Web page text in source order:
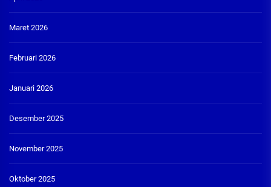
Maret 2026
Februari 2026
Januari 2026
Desember 2025
November 2025
Oktober 2025